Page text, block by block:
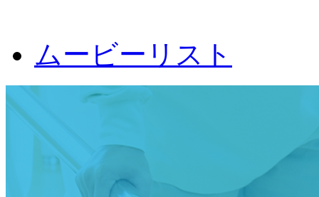
ムービーリスト